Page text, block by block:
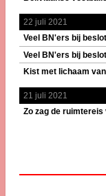
22 juli 2021
Veel BN'ers bij
Veel BN'ers bij
Kist met lichaam
21 juli 2021
Zo zag de